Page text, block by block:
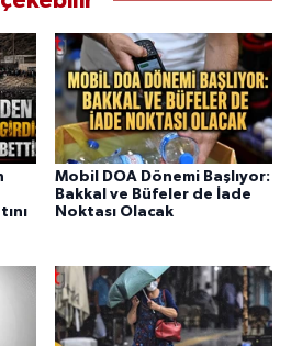
Mobil DOA Dönemi Başlıyor:
Bakkal ve Büfeler de İade
Noktası Olacak